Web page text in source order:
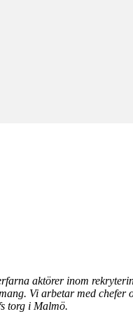
aktörer inom
. Vi arbetar med chefer
torg i Malmö.